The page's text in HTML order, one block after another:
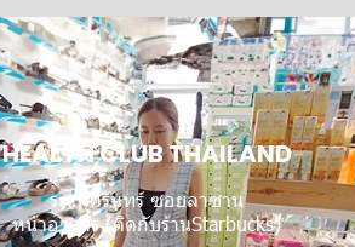
HEALTH CLUB THAILAND
รพ.ศิครินทร์ ซอยลาซาน
หน้าอาคาร (ติดกับร้านStarbucks)